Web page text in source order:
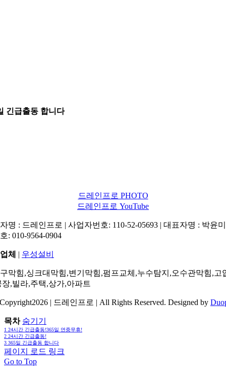
긴급출동 합니다
드레인프로 PHOTO
드레인프로 YouTube
명 : 드레인프로 | 사업자번호: 110-52-05693 | 대표자명 : 박윤
: 010-9564-0904
체 우성설비
막힘,싱크대막힘,변기막힘,펌프교체,누수탐지,오수관막힘,고
장,빌라,주택,상가,아파트
| 드레인프로 | All Rights Reserved. Designed by
목차 숨기기
1 24시간 긴급출동!365일 연중무휴!
2 24시간 긴급출동!
3 365일 긴급출동 합니다
페이지 로드 링크
Go to Top